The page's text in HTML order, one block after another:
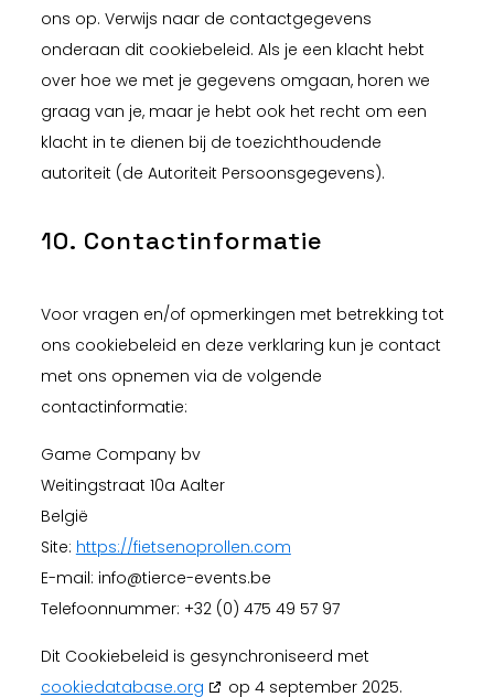
ons op. Verwijs naar de contactgegevens
onderaan dit cookiebeleid. Als je een klacht hebt
over hoe we met je gegevens omgaan, horen we
graag van je, maar je hebt ook het recht om een
klacht in te dienen bij de toezichthoudende
autoriteit (de Autoriteit Persoonsgegevens).
10. Contactinformatie
Voor vragen en/of opmerkingen met betrekking tot
ons cookiebeleid en deze verklaring kun je contact
met ons opnemen via de volgende
contactinformatie:
Game Company bv
Weitingstraat 10a Aalter
België
Site: https://fietsenoprollen.com
E-mail: info@tierce-events.be
Telefoonnummer: ‭+32 (0) 475 49 57 97‬
Dit Cookiebeleid is gesynchroniseerd met
cookiedatabase.org
op 4 september 2025.